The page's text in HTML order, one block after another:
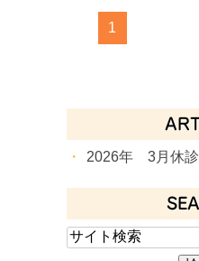
1
2026年 3月休診